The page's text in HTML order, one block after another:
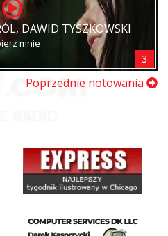
DAWID TYSZKOWSKI
mnie
3
Poprzednie notowania